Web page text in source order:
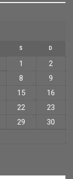
S D
1
2
8
9
15
16
22
23
29
30